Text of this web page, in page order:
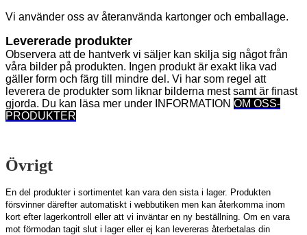
Vi använder oss av återanvända kartonger och emballage.
Levererade produkter
Observera att de hantverk vi säljer kan skilja sig något från
våra bilder på produkten. Ingen produkt är exakt lika vad
gäller form och färg till mindre del. Vi har som regel att
leverera de produkter som liknar bilderna mest samt är finast
gjorda. Du kan läsa mer under INFORMATION OM OSS-
PRODUKTER
Övrigt
En del produkter i sortimentet kan vara den sista i lager. Produkten
försvinner därefter automatiskt i webbutiken men kan återkomma inom
kort efter lagerkontroll eller att vi inväntar en ny beställning. Om en vara
mot förmodan tagit slut i lager eller ej kan levereras återbetalas din